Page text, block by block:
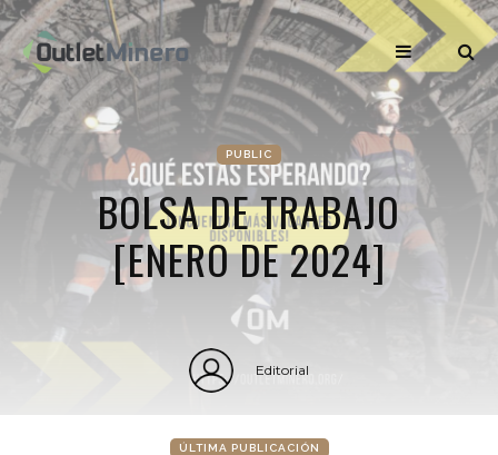
PUBLIC
BOLSA DE TRABAJO
[ENERO DE 2024]
Editorial
ÚLTIMA PUBLICACIÓN